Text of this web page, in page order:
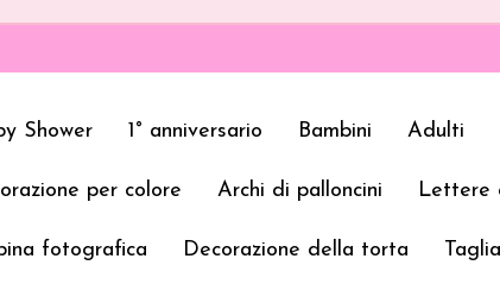
Shower 1° anniversario Bambini Adulti
per colore Archi di palloncini Lettere
fotografica Decorazione della torta